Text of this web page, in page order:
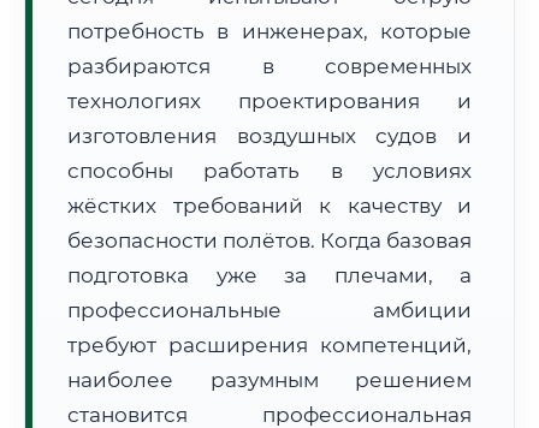
Расчет логистики оригиналов:
~1 439 км
• Экспресс-доставка СДЭК / Почтой: 2–3 рабочих дня
🔍Нажмите на документ для увеличения и просмотра
потребность в инженерах, которые
разбираются в современных
технологиях проектирования и
изготовления воздушных судов и
способны работать в условиях
жёстких требований к качеству и
безопасности полётов. Когда базовая
подготовка уже за плечами, а
профессиональные амбиции
требуют расширения компетенций,
наиболее разумным решением
становится профессиональная